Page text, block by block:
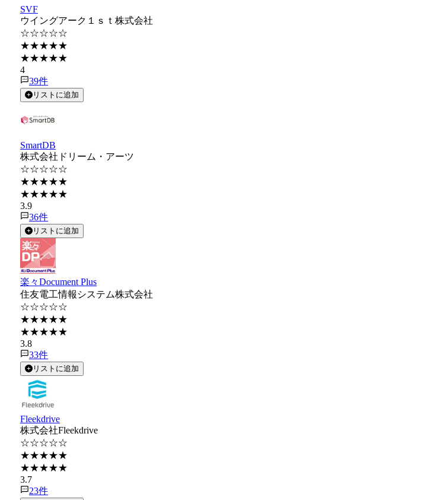
SVF
ウイングアーク１ｓｔ株式会社
☆☆☆☆☆
★★★★★
★★★★★
4
39件
リストに追加
SmartDB
株式会社ドリーム・アーツ
☆☆☆☆☆
★★★★★
★★★★★
3.9
36件
リストに追加
楽々Document Plus
住友電工情報システム株式会社
☆☆☆☆☆
★★★★★
★★★★★
3.8
33件
リストに追加
Fleekdrive
株式会社Fleekdrive
☆☆☆☆☆
★★★★★
★★★★★
3.7
23件